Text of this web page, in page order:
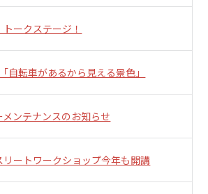
ークステージ！
自転車があるから見える景色」
メンテナンスのお知らせ
ートワークショップ今年も開講